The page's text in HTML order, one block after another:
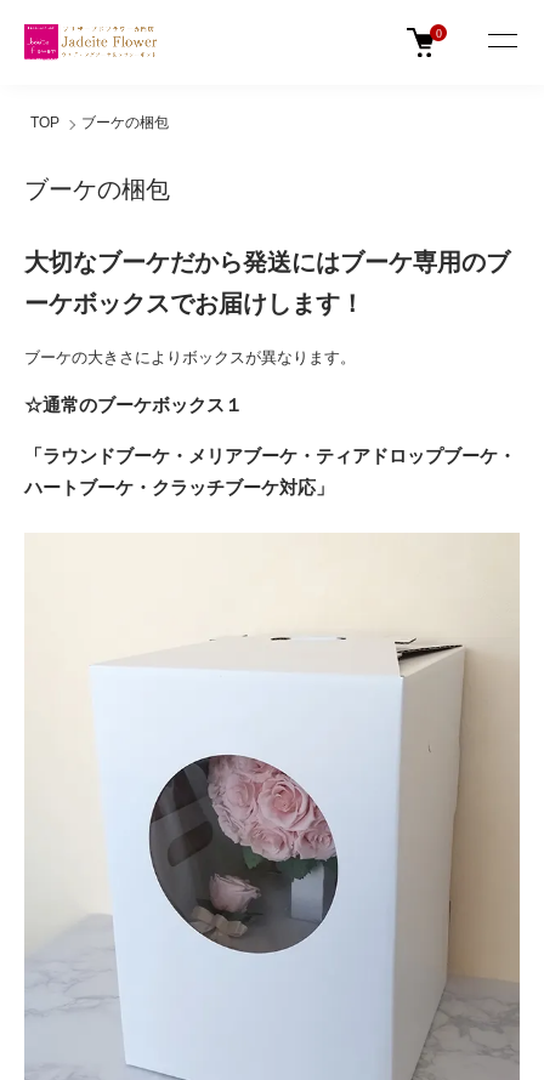
0
TOP ブーケの梱包
ブーケの梱包
大切なブーケだから発送にはブーケ専用のブ
ーケボックスでお届けします！
ブーケの大きさによりボックスが異なります。
☆通常のブーケボックス１
「ラウンドブーケ・メリアブーケ・ティアドロップブーケ・
ハートブーケ・クラッチブーケ対応」